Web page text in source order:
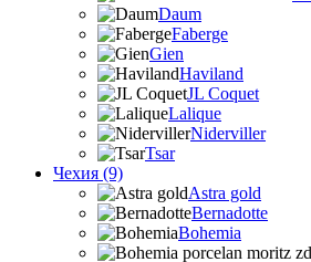
Daum
Faberge
Gien
Haviland
JL Coquet
Lalique
Niderviller
Tsar
Чехия (9)
Astra gold
Bernadotte
Bohemia